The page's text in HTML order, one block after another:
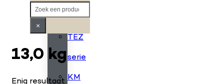
serie
TEZ
serie
KM
Zoeken
×
13,0 kg
Enig resultaat